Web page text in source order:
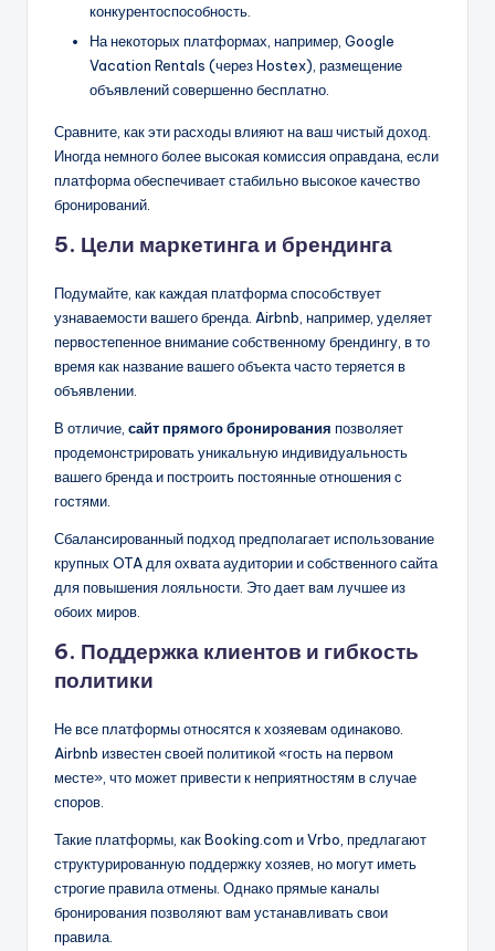
конкурентоспособность.
На некоторых платформах, например, Google
Vacation Rentals (через Hostex), размещение
объявлений совершенно бесплатно.
Сравните, как эти расходы влияют на ваш чистый доход.
Иногда немного более высокая комиссия оправдана, если
платформа обеспечивает стабильно высокое качество
бронирований.
5. Цели маркетинга и брендинга
Подумайте, как каждая платформа способствует
узнаваемости вашего бренда. Airbnb, например, уделяет
первостепенное внимание собственному брендингу, в то
время как название вашего объекта часто теряется в
объявлении.
В отличие, сайт прямого бронирования позволяет
продемонстрировать уникальную индивидуальность
вашего бренда и построить постоянные отношения с
гостями.
Сбалансированный подход предполагает использование
крупных OTA для охвата аудитории и собственного сайта
для повышения лояльности. Это дает вам лучшее из
обоих миров.
6. Поддержка клиентов и гибкость
политики
Не все платформы относятся к хозяевам одинаково.
Airbnb известен своей политикой «гость на первом
месте», что может привести к неприятностям в случае
споров.
Такие платформы, как Booking.com и Vrbo, предлагают
структурированную поддержку хозяев, но могут иметь
строгие правила отмены. Однако прямые каналы
бронирования позволяют вам устанавливать свои
правила.